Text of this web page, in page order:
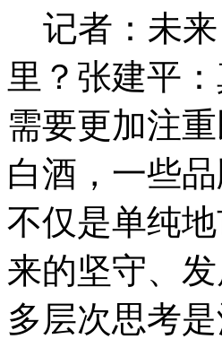
记者：未来
里？张建平
需要更加注
白酒，一些
不仅是单纯
来的坚守、
多层次思考